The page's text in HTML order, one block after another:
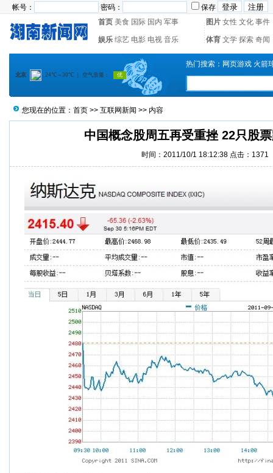
帐号： 密码：
保存
首页 美食 国际 国内 军事 图片 女性 文化 事件
娱乐 综艺 电影 电视 音乐 体育 文学 探索 奇闻
热门搜索： 网页游戏 火箭
您现在的位置： 首页 >> 互联网新闻 >> 内容
中国概念股周五再受重挫 22只股
时间：2011/10/1 18:12:38 点击：1371